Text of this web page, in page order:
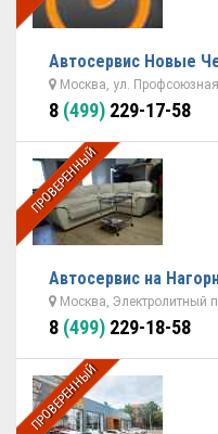
Автосервис Новые
Москва, ул.
8 (499) 229-17-58
ПРОВЕРЕННЫЙ
Автосервис на
Москва, Электролитный
8 (499) 229-18-58
ПРОВЕРЕННЫЙ